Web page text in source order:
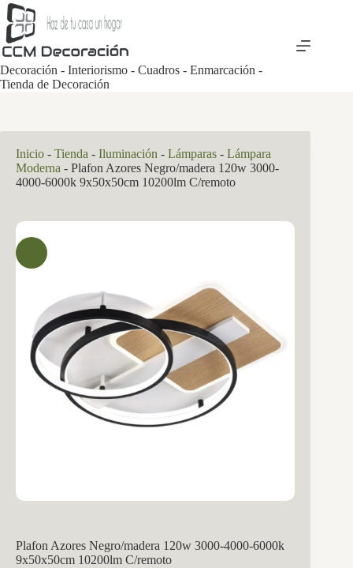
Saltar
al
contenido
Decoración - Interiorismo - Cuadros - Enmarcación -
Tienda de Decoración
Inicio - Tienda - Iluminación - Lámparas - Lámpara
Moderna - Plafon Azores Negro/madera 120w 3000-
4000-6000k 9x50x50cm 10200lm C/remoto
Plafon Azores Negro/madera 120w 3000-4000-6000k
9x50x50cm 10200lm C/remoto